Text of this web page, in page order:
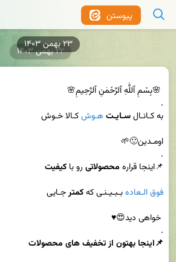
۲۳ بهمن ۱۴۰۳
پیوستن
به کـانـال سـایـت هـوش
📌اینجا قراره محصولاتی رو با کیفیت
فوق الـعاده بـبـیـنـی که کمتر
.
۲۲ بهمن ۱۴۰۳